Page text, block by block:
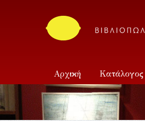
Αρχική Κατάλογος
Επικοινωνία